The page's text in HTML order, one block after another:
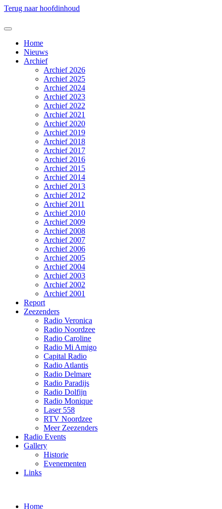
Terug naar hoofdinhoud
Home
Nieuws
Archief
Archief 2026
Archief 2025
Archief 2024
Archief 2023
Archief 2022
Archief 2021
Archief 2020
Archief 2019
Archief 2018
Archief 2017
Archief 2016
Archief 2015
Archief 2014
Archief 2013
Archief 2012
Archief 2011
Archief 2010
Archief 2009
Archief 2008
Archief 2007
Archief 2006
Archief 2005
Archief 2004
Archief 2003
Archief 2002
Archief 2001
Report
Zeezenders
Radio Veronica
Radio Noordzee
Radio Caroline
Radio Mi Amigo
Capital Radio
Radio Atlantis
Radio Delmare
Radio Paradijs
Radio Dolfijn
Radio Monique
Laser 558
RTV Noordzee
Meer Zeezenders
Radio Events
Gallery
Historie
Evenementen
Links
Home